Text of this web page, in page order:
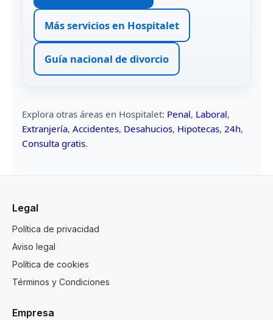
Más servicios en Hospitalet
Guía nacional de divorcio
Explora otras áreas en Hospitalet: Penal, Laboral,
Extranjería, Accidentes, Desahucios, Hipotecas, 24h,
Consulta gratis.
Legal
Política de privacidad
Aviso legal
Política de cookies
Términos y Condiciones
Empresa